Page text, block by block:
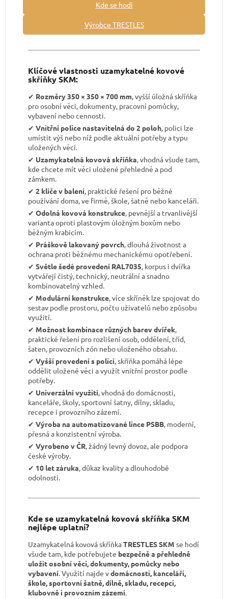
Kde se hodí
Výrobce TRESTLES
Klíčové vlastnosti uzamykatelné kovové
skříňky SKM:
✔︎ Rozměry 350 × 350 × 700 mm, vyšší úložná skříňka
pro osobní věci, dokumenty, pracovní pomůcky,
vybavení nebo cennosti.
✔︎ Vnitřní police nastavitelná do 2 poloh, polici lze
umístit výš nebo níž podle aktuální potřeby a typu
uložených věcí.
✔︎ Uzamykatelná kovová skříňka, vhodná všude tam,
kde chcete mít věci uložené přehledně a pod
zámkem.
✔︎ 2 klíče v balení, praktické řešení pro běžné
používání doma, ve firmě, škole, šatně nebo kanceláři.
✔︎ Odolná kovová konstrukce, pevnější a trvanlivější
varianta oproti plastovým úložným boxům nebo
běžným krabicím.
✔︎ Práškově lakovaný povrch, dlouhá životnost a
ochrana proti běžnému mechanickému opotřebení.
✔︎ Světle šedé provedení RAL7035, korpus i dvířka
vytvářejí čistý, technický, neutrální a snadno
kombinovatelný vzhled.
✔︎ Modulární konstrukce, více skříněk lze spojovat do
sestav podle prostoru, počtu uživatelů nebo způsobu
využití.
✔︎ Možnost kombinace různých barev dvířek,
praktické řešení pro rozlišení osob, oddělení, tříd,
šaten, provozních zón nebo uloženého obsahu.
✔︎ Vyšší provedení s policí, skříňka pomáhá lépe
oddělit uložené věci a využít vnitřní prostor podle
potřeby.
✔︎ Univerzální využití, vhodná do domácnosti,
kanceláře, školy, sportovní šatny, dílny, skladu,
recepce i provozního zázemí.
✔︎ Výroba na automatizované lince PSBB, moderní,
přesná a konzistentní výroba.
✔︎ Vyrobeno v ČR, žádný levný dovoz, ale podpora
české výroby.
✔︎ 10 let záruka, důkaz kvality a dlouhodobé
odolnosti.
Kde se uzamykatelná kovová skříňka SKM
nejlépe uplatní?
Uzamykatelná kovová skříňkaTRESTLES SKM se hodí
všude tam, kde potřebujete bezpečně a přehledně
uložit osobní věci, dokumenty, pomůcky nebo
vybavení. Využití najde vdomácnosti, kanceláři,
škole, sportovní šatně, dílně, skladu, recepci,
klubovně i provozním zázemí.